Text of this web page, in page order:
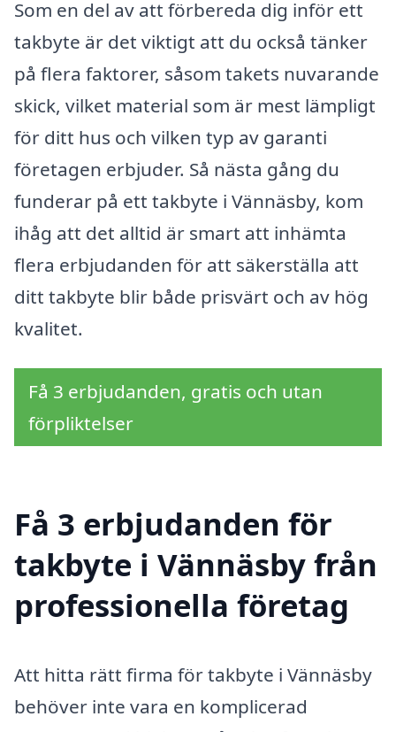
Som en del av att förbereda dig inför ett
takbyte är det viktigt att du också tänker
på flera faktorer, såsom takets nuvarande
skick, vilket material som är mest lämpligt
för ditt hus och vilken typ av garanti
företagen erbjuder. Så nästa gång du
funderar på ett takbyte i Vännäsby, kom
ihåg att det alltid är smart att inhämta
flera erbjudanden för att säkerställa att
ditt takbyte blir både prisvärt och av hög
kvalitet.
Få 3 erbjudanden, gratis och utan
förpliktelser
Få 3 erbjudanden för
takbyte i Vännäsby från
professionella företag
Att hitta rätt firma för takbyte i Vännäsby
behöver inte vara en komplicerad